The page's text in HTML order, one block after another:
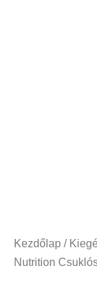
Kezdőlap /
Nutrition